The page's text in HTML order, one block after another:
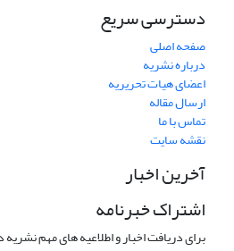
دسترسی سریع
صفحه اصلی
درباره نشریه
اعضای هیات تحریریه
ارسال مقاله
تماس با ما
نقشه سایت
آخرین اخبار
اشتراک خبرنامه
برای دریافت اخبار و اطلاعیه های مهم